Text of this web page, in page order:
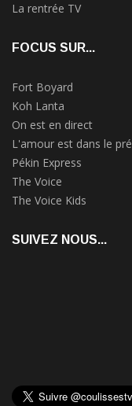
La rentrée TV
FOCUS SUR...
Fort Boyard
Koh Lanta
On est en direct
L'amour est dans le pré
Pékin Express
The Voice
The Voice Kids
SUIVEZ NOUS...